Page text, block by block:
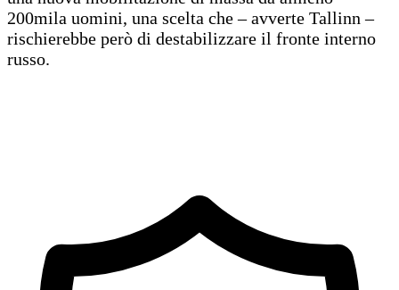
200mila uomini, una scelta che – avverte Tallinn –
rischierebbe però di destabilizzare il fronte interno
russo.